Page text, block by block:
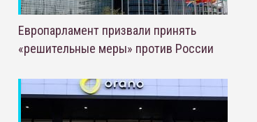
Европарламент призвали принять
«решительные меры» против России